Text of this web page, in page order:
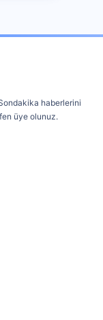
haberlerini
üye olunuz.